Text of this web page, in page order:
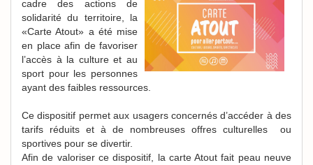
cadre des actions de
solidarité du territoire, la
«Carte Atout» a été mise
en place afin de favoriser
l’accès à la culture et au
sport pour les personnes
ayant des faibles ressources.
Ce dispositif permet aux usagers concernés d’accéder à des
tarifs réduits et à de nombreuses offres culturelles ou
sportives pour se divertir.
Afin de valoriser ce dispositif, la carte Atout fait peau neuve